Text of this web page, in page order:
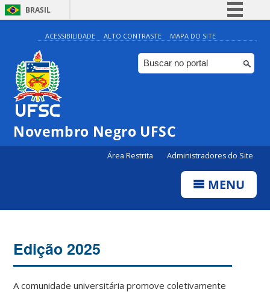
BRASIL
Simplifique!
Comunica BR
Participe
ACESSIBILIDADE ALTO CONTRASTE MAPA DO SITE
Novembro Negro UFSC
Área Restrita Administradores do Site
MENU
Edição 2025
A comunidade universitária promove coletivamente